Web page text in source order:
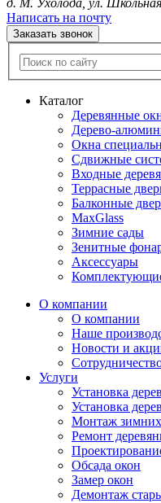
д. М. Ухолода, ул.
Написать на почту
Заказать звонок
Каталог
Деревянные
Дерево-
Окна
Сдвижные
Входные
Террасные
Балконные
MaxGlass
Зимние сады
Зенитные
Аксессуары
О компании
О компании
Наше
Новости и
Услуги
Установка
Установка
Монтаж зимних
Ремонт
Обсада окон
Замер окон
Демонтаж